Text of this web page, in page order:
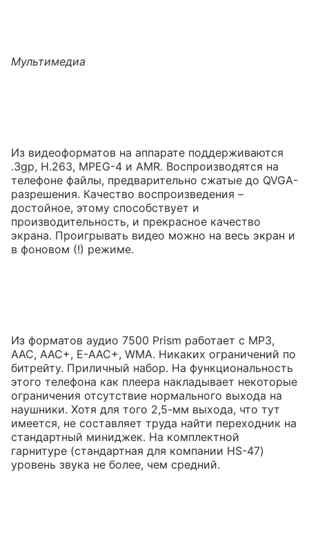
Мультимедиа
Из видеоформатов на аппарате поддерживаются
.3gp, H.263, MPEG-4 и AMR. Воспроизводятся на
телефоне файлы, предварительно сжатые до QVGA-
разрешения. Качество воспроизведения –
достойное, этому способствует и
производительность, и прекрасное качество
экрана. Проигрывать видео можно на весь экран и
в фоновом (!) режиме.
Из форматов аудио 7500 Prism работает с MP3,
AAC, AAC+, E-AAC+, WMA. Никаких ограничений по
битрейту. Приличный набор. На функциональность
этого телефона как плеера накладывает некоторые
ограничения отсутствие нормального выхода на
наушники. Хотя для того 2,5-мм выхода, что тут
имеется, не составляет труда найти переходник на
стандартный миниджек. На комплектной
гарнитуре (стандартная для компании HS-47)
уровень звука не более, чем средний.